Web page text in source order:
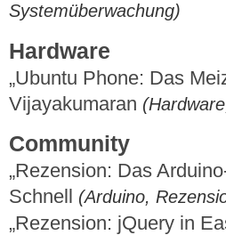
Systemüberwachung)
Hardware
„Ubuntu Phone: Das
Vijayakumaran
Community
„Rezension: Das
Schnell (Arduino,
„Rezension: jQuery in